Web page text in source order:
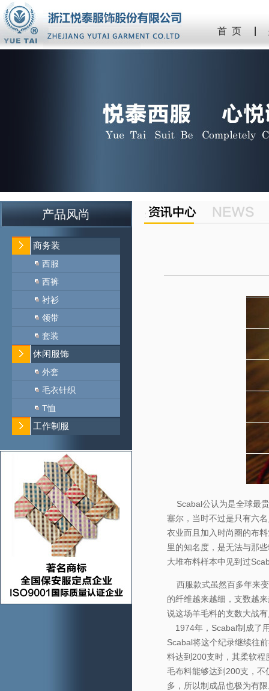
首 页
产品风尚
商务装
西服
西裤
衬衫
领带
套装
休闲服饰
外套
毛衣针织
T恤
工作制服
Scabal公认为是全球最贵
塞尔，当时不过是只有六
衣业而且加入时尚圈的布
里的知名度，是无法与那
大堆布料样本中见到过
西服款式虽然百多年来变
的纤维越来越细，支数越
说这场羊毛料的支数大战
1974年，Scabal制成了
Scabal将这个纪录继续往
料达到200支时，其柔软程
毛布料能够达到200支，不
多，所以制成品也极为有